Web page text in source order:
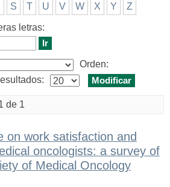
S T U V W X Y Z
letras:
Orden:
de 1
on work satisfaction and
oncologists: a survey of
of Medical Oncology